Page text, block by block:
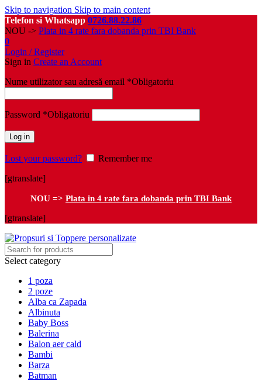
Skip to navigation Skip to main content
Telefon si Whatsapp 0726.88.22.86
NOU -> Plata in 4 rate fara dobanda prin TBI Bank
0
Login / Register
Sign in Create an Account
Nume utilizator sau adresă email *Obligatoriu
Password *Obligatoriu
Log in
Lost your password?
Remember me
[gtranslate]
NOU => Plata in 4 rate fara dobanda prin TBI Bank
[gtranslate]
Select category
1 poza
2 poze
Alba ca Zapada
Albinuta
Baby Boss
Balerina
Balon aer cald
Bambi
Barza
Batman